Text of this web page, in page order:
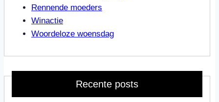
Rennende moeders
Winactie
Woordeloze woensdag
Recente posts